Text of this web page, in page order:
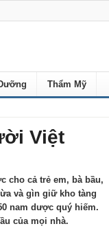
Thẩm Mỹ
Việt
cho cả trẻ em, bà bầu,
và gìn giữ kho tàng
nam dược quý hiếm.
của mọi nhà.